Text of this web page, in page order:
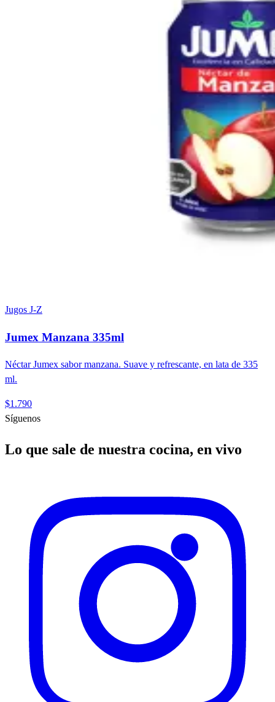
Jugos J-Z
Jumex Manzana 335ml
Néctar Jumex sabor manzana. Suave y refrescante, en lata de 335
ml.
$1.790
Síguenos
Lo que sale de nuestra cocina, en vivo